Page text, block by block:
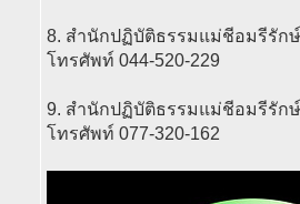
8. สำนักปฏิบัติธรรมแม่ชีอมรีรัก
โทรศัพท์ 044-520-229
9. สำนักปฏิบัติธรรมแม่ชีอมรีรัก
โทรศัพท์ 077-320-162